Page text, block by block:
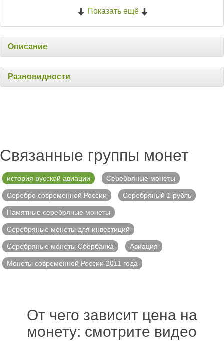
Показать ещё
Описание
Разновидности
Связанные группы монет
история русской авиации Серебряные монеты
Серебро современной России Серебряный 1 рубль
Памятные серебряные монеты
Серебряные монеты для инвестиций
Серебряные монеты Сбербанка Авиация
Монеты современной России 2011 года
От чего зависит цена на
монету: смотрите видео